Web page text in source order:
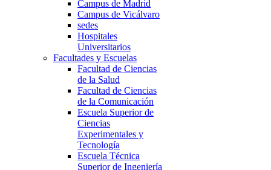
Campus de Madrid
Campus de Vicálvaro
sedes
Hospitales
Universitarios
Facultades y Escuelas
Facultad de Ciencias
de la Salud
Facultad de Ciencias
de la Comunicación
Escuela Superior de
Ciencias
Experimentales y
Tecnología
Escuela Técnica
Superior de Ingeniería